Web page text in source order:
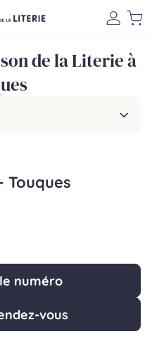
de la Literie à
Touques
numéro
vous